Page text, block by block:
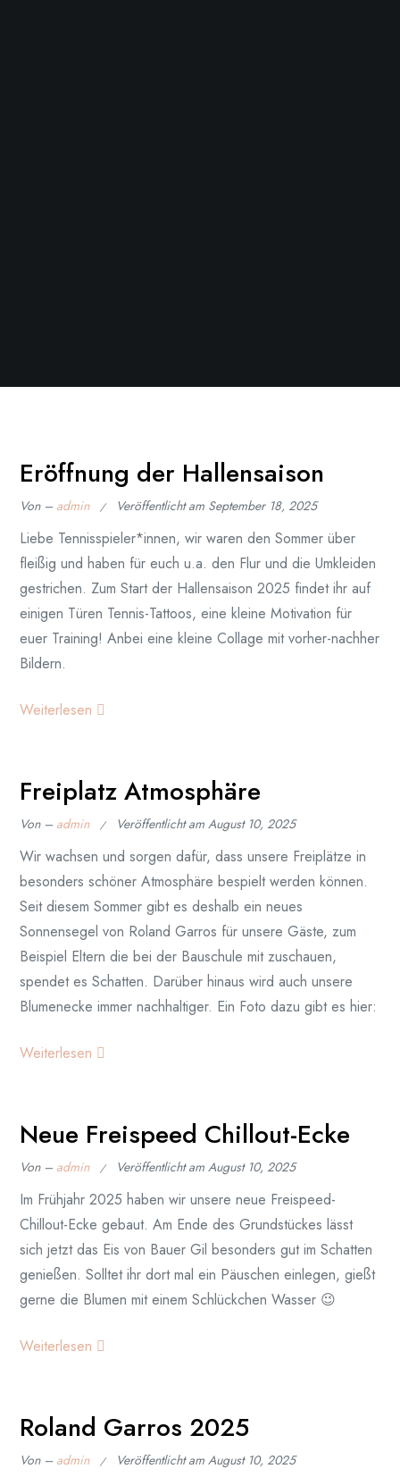
Eröffnung der Hallensaison
Von – admin Veröffentlicht am September 18, 2025
Liebe Tennisspieler*innen, wir waren den Sommer über
fleißig und haben für euch u.a. den Flur und die Umkleiden
gestrichen. Zum Start der Hallensaison 2025 findet ihr auf
einigen Türen Tennis-Tattoos, eine kleine Motivation für
euer Training! Anbei eine kleine Collage mit vorher-nachher
Bildern.
Weiterlesen
Freiplatz Atmosphäre
Von – admin Veröffentlicht amAugust 10, 2025
Wir wachsen und sorgen dafür, dass unsere Freiplätze in
besonders schöner Atmosphäre bespielt werden können.
Seit diesem Sommer gibt es deshalb ein neues
Sonnensegel von Roland Garros für unsere Gäste, zum
Beispiel Eltern die bei der Bauschule mit zuschauen,
spendet es Schatten. Darüber hinaus wird auch unsere
Blumenecke immer nachhaltiger. Ein Foto dazu gibt es hier:
Weiterlesen
Neue Freispeed Chillout-Ecke
Von – admin Veröffentlicht amAugust 10, 2025
Im Frühjahr 2025 haben wir unsere neue Freispeed-
Chillout-Ecke gebaut. Am Ende des Grundstückes lässt
sich jetzt das Eis von Bauer Gil besonders gut im Schatten
genießen. Solltet ihr dort mal ein Päuschen einlegen, gießt
gerne die Blumen mit einem Schlückchen Wasser 😉
Weiterlesen
Roland Garros 2025
Von – admin Veröffentlicht amAugust 10, 2025